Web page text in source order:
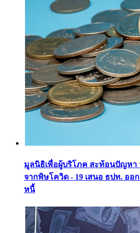
มูลนิธิเพื่อผู้บริโภค สะท้อนปัญหา
จากพิษโควิด - 19 เสนอ ธปท. ออ
หนี้